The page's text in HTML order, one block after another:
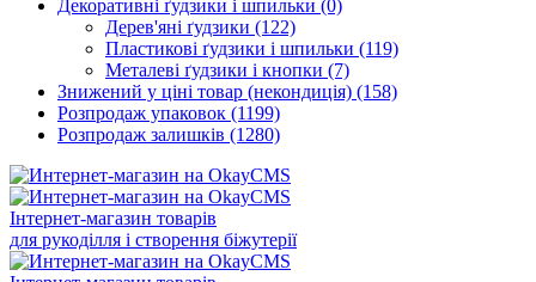
Декоративні ґудзики і шпильки (0)
Дерев'яні ґудзики (122)
Пластикові ґудзики і шпильки (119)
Металеві ґудзики і кнопки (7)
Знижений у ціні товар (некондиція) (158)
Розпродаж упаковок (1199)
Розпродаж залишків (1280)
Інтернет-магазин товарів
для рукоділля і створення біжутерії